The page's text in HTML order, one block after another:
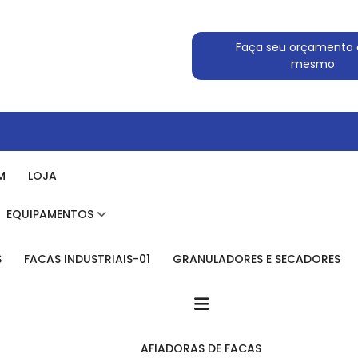
Faça seu orçamento
mesmo
LOJA
EQUIPAMENTOS
FACAS INDUSTRIAIS-01 GRANULADORES E SECADORES
AFIADORAS DE FACAS